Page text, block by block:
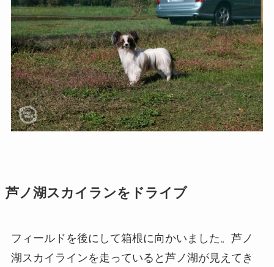
芦ノ湖スカイランをドライブ
フィールドを後にして箱根に向かいました。芦ノ
湖スカイラインを走っていると芦ノ湖が見えてき